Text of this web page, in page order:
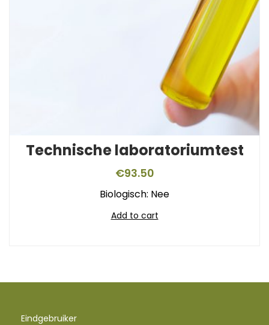
Technische laboratoriumtest
€93.50
Biologisch: Nee
Add to cart
Eindgebruiker